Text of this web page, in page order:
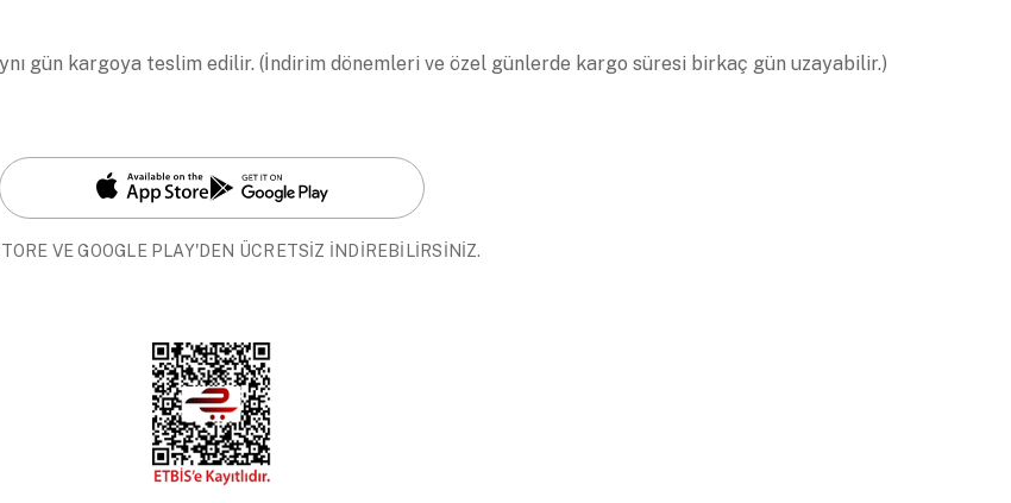
gün kargoya teslim edilir. (İndirim dönemleri ve özel günlerde kargo süresi birkaç gün uzayabilir.)
VE GOOGLE PLAY'DEN ÜCRETSİZ İNDİREBİLİRSİNİZ.